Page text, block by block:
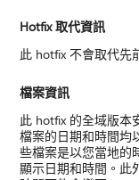
Hotfix 取代資訊
此 hotfix 不會取代先
檔案資訊
此 hotfix 的全域版本
檔案的日期和時間均
些檔案是以您當地的
顯示日期和時間。此